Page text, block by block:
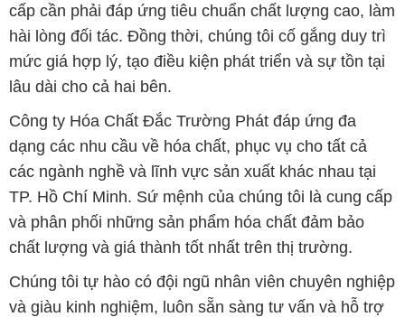
cấp cần phải đáp ứng tiêu chuẩn chất lượng cao, làm
hài lòng đối tác. Đồng thời, chúng tôi cố gắng duy trì
mức giá hợp lý, tạo điều kiện phát triển và sự tồn tại
lâu dài cho cả hai bên.
Công ty Hóa Chất Đắc Trường Phát đáp ứng đa
dạng các nhu cầu về hóa chất, phục vụ cho tất cả
các ngành nghề và lĩnh vực sản xuất khác nhau tại
TP. Hồ Chí Minh. Sứ mệnh của chúng tôi là cung cấp
và phân phối những sản phẩm hóa chất đảm bảo
chất lượng và giá thành tốt nhất trên thị trường.
Chúng tôi tự hào có đội ngũ nhân viên chuyên nghiệp
và giàu kinh nghiệm, luôn sẵn sàng tư vấn và hỗ trợ